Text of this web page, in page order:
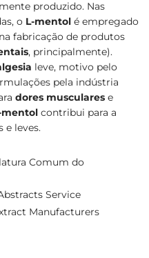
produzido. Nas
o L-mentol é empregado
fabricação de produtos
, principalmente).
leve, motivo pelo
pela indústria
dores musculares e
mentol contribui para a
e leves.
Comum do
Service
Manufacturers